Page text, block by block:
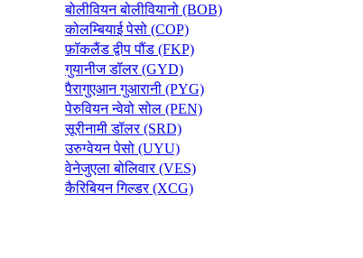
बोलीवियन बोलीवियानो (BOB)
कोलम्बियाई पेसो (COP)
फ़ॉकलैंड द्वीप पौंड (FKP)
गुयानीज डॉलर (GYD)
पैरागुएआन गुआरानी (PYG)
पेरुवियन न्वेवो सोल (PEN)
सूरीनामी डॉलर (SRD)
उरुग्वेयन पेसो (UYU)
वेनेजुएला बोलिवार (VES)
कैरिबियन गिल्डर (XCG)